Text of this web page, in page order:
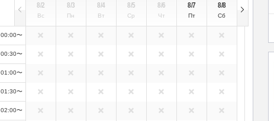
8/2
Вс
8/3
Пн
8/4
Вт
8/5
Ср
8/6
Чт
8/7
Пт
8/8
Сб
00:00〜
00:30〜
01:00〜
01:30〜
02:00〜